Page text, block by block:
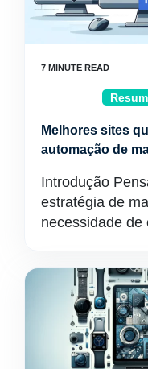
Melhores sites
automação de
Introdução
estratégia de
necessidade